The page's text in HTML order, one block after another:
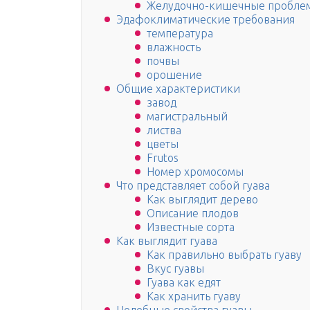
Желудочно-кишечные
Эдафоклиматические требования
температура
влажность
почвы
орошение
Общие характеристики
завод
магистральный
листва
цветы
Frutos
Номер хромосомы
Что представляет собой гуава
Как выглядит дерево
Описание плодов
Известные сорта
Как выглядит гуава
Как правильно выбрать гуаву
Вкус гуавы
Гуава как едят
Как хранить гуаву